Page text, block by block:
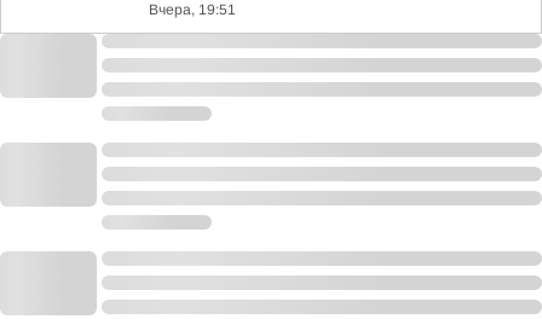
Вчера, 19:51